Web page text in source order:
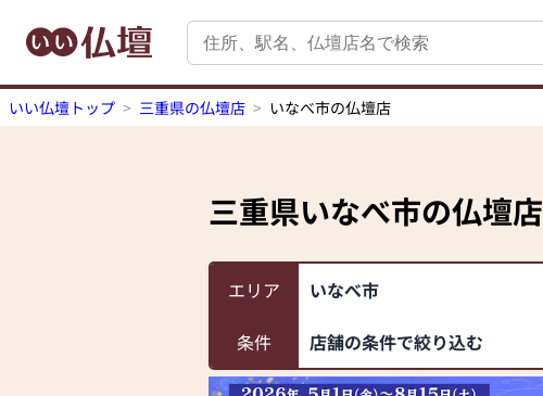
いい仏壇トップ 三重県の仏壇店 いなべ市の仏壇店
三重県いなべ市の仏壇店
エリア いなべ市
条件 店舗の条件で絞り込む